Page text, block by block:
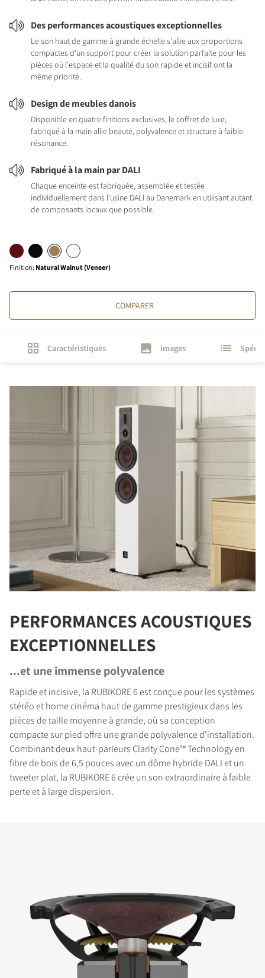
Des performances acoustiques exceptionnelles
Le son haut de gamme à grande échelle s'allie aux proportions
compactes d'un support pour créer la solution parfaite pour les
pièces où l'espace et la qualité du son rapide et incisif ont la
même priorité.
Design de meubles danois
Disponible en quatre finitions exclusives, le coffret de luxe,
fabriqué à la main allie beauté, polyvalence et structure à faible
résonance.
Fabriqué à la main par DALI
Chaque enceinte est fabriquée, assemblée et testée
individuellement dans l'usine DALI au Danemark en utilisant autant
de composants locaux que possible.
Finition: Natural Walnut (Veneer)
COMPARER
Caractéristiques Images
PERFORMANCES ACOUSTIQUES
EXCEPTIONNELLES
...et une immense polyvalence
Rapide et incisive, la RUBIKORE 6 est conçue pour les systèmes
stéréo et home cinéma haut de gamme prestigieux dans les
pièces de taille moyenne à grande, où sa conception
compacte sur pied offre une grande polyvalence d'installation.
Combinant deux haut-parleurs Clarity Cone™ Technology en
fibre de bois de 6,5 pouces avec un dôme hybride DALI et un
tweeter plat, la RUBIKORE 6 crée un son extraordinaire à faible
perte et à large dispersion.